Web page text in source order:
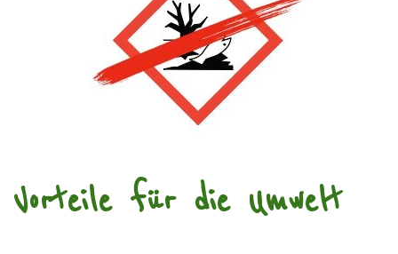
Vorteile für die Umwelt